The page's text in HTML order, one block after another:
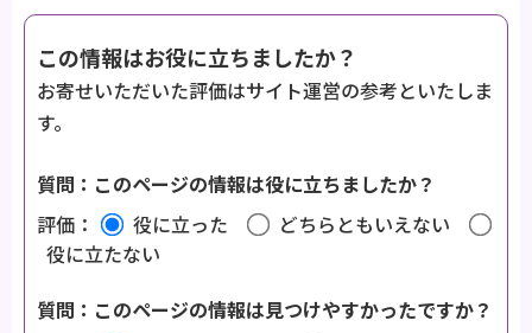
この情報はお役に立ちましたか？
お寄せいただいた評価はサイト運営の参考といたしま
す。
質問：このページの情報は役に立ちましたか？
評価：
役に立った
どちらともいえない
役に立たない
質問：このページの情報は見つけやすかったですか？